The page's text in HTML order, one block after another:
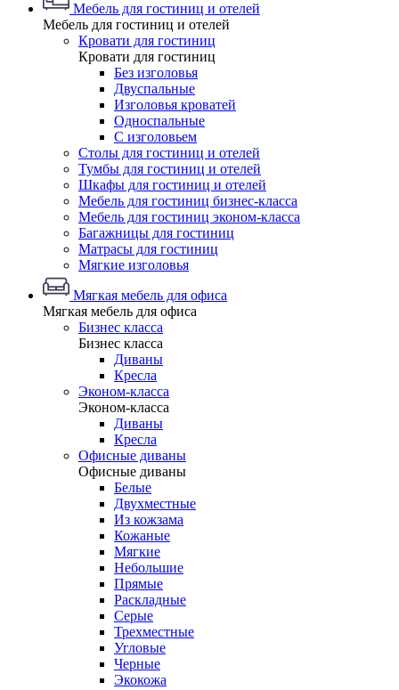
Мебель для гостиниц и отелей
Мебель для гостиниц и отелей
Кровати для гостиниц
Кровати для гостиниц
Без изголовья
Двуспальные
Изголовья кроватей
Односпальные
С изголовьем
Столы для гостиниц и отелей
Тумбы для гостиниц и отелей
Шкафы для гостиниц и отелей
Мебель для гостиниц бизнес-класса
Мебель для гостиниц эконом-класса
Багажницы для гостиниц
Матрасы для гостиниц
Мягкие изголовья
Мягкая мебель для офиса
Мягкая мебель для офиса
Бизнес класса
Бизнес класса
Диваны
Кресла
Эконом-класса
Эконом-класса
Диваны
Кресла
Офисные диваны
Офисные диваны
Белые
Двухместные
Из кожзама
Кожаные
Мягкие
Небольшие
Прямые
Раскладные
Серые
Трехместные
Угловые
Черные
Экокожа